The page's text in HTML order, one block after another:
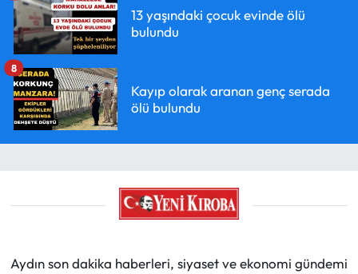
13 yaşındaki çocuk evinde ölü
bulundu
Kayıp olarak aranan genç serada
ölü bulundu
8
Aydın son dakika haberleri, siyaset ve ekonomi gündemi